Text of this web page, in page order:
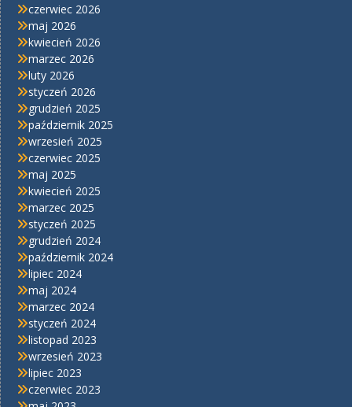
czerwiec 2026
maj 2026
kwiecień 2026
marzec 2026
luty 2026
styczeń 2026
grudzień 2025
październik 2025
wrzesień 2025
czerwiec 2025
maj 2025
kwiecień 2025
marzec 2025
styczeń 2025
grudzień 2024
październik 2024
lipiec 2024
maj 2024
marzec 2024
styczeń 2024
listopad 2023
wrzesień 2023
lipiec 2023
czerwiec 2023